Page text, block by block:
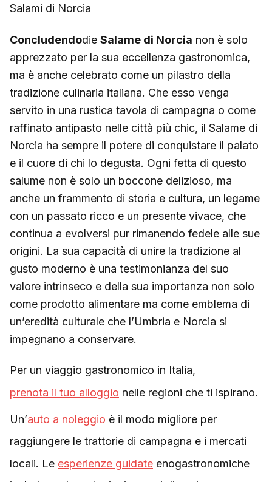
Salami di Norcia
Concludendodie Salame di Norcia non è solo
apprezzato per la sua eccellenza gastronomica,
ma è anche celebrato come un pilastro della
tradizione culinaria italiana. Che esso venga
servito in una rustica tavola di campagna o come
raffinato antipasto nelle città più chic, il Salame di
Norcia ha sempre il potere di conquistare il palato
e il cuore di chi lo degusta. Ogni fetta di questo
salume non è solo un boccone delizioso, ma
anche un frammento di storia e cultura, un legame
con un passato ricco e un presente vivace, che
continua a evolversi pur rimanendo fedele alle sue
origini. La sua capacità di unire la tradizione al
gusto moderno è una testimonianza del suo
valore intrinseco e della sua importanza non solo
come prodotto alimentare ma come emblema di
un’eredità culturale che l’Umbria e Norcia si
impegnano a conservare.
Per un viaggio gastronomico in Italia,
prenota il tuo alloggio nelle regioni che ti ispirano.
Un’auto a noleggio è il modo migliore per
raggiungere le trattorie di campagna e i mercati
locali. Le esperienze guidate enogastronomiche